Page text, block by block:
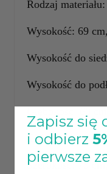
Rodzaj
Wysokość: 69 cm,
Wysokość do
Wysokość do
Głębokość
Szerokość: 73
Zapisz się
i odbierz
pierwsze